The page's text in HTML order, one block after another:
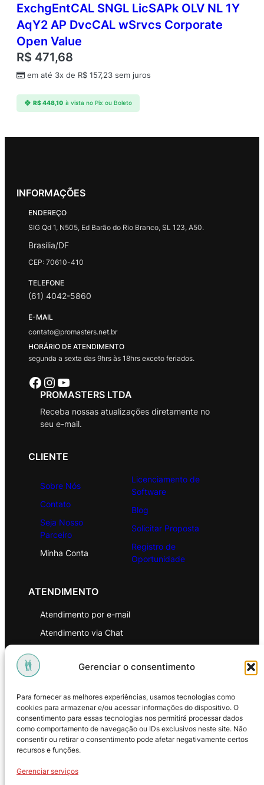
Gerenciar o consentimento
Para fornecer as melhores experiências, usamos tecnologias como
cookies para armazenar e/ou acessar informações do dispositivo. O
consentimento para essas tecnologias nos permitirá processar dados
como comportamento de navegação ou IDs exclusivos neste site. Não
consentir ou retirar o consentimento pode afetar negativamente certos
recursos e funções.
Gerenciar serviços
ExchgEntCAL SNGL LicSAPk OLV NL 1Y
AqY2 AP DvcCAL wSrvcs Corporate
Open Value
R$ 471,68
em até 3x de R$ 157,23 sem juros
R$448,10 à vista no Pix ou Boleto
INFORMAÇÕES
ENDEREÇO
SIG Qd 1, N505, Ed Barão do Rio Branco, SL 123, A50.
Brasília/DF
CEP: 70610-410
TELEFONE
(61) 4042-5860
E-MAIL
contato@promasters.net.br
HORÁRIO DE ATENDIMENTO
segunda a sexta das 9hrs às 18hrs exceto feriados.
Facebook Instagram Youtube
PROMASTERS LTDA
Receba nossas atualizações diretamente no
seu e-mail.
CLIENTE
Sobre Nós
Contato
Seja Nosso
Parceiro
Minha Conta
Licenciamento de
Software
Blog
Solicitar Proposta
Registro de
Oportunidade
ATENDIMENTO
Atendimento por e-mail
Atendimento via Chat
Política de Privacidade
Política de Troca e Devoluções
Política de Reembolso